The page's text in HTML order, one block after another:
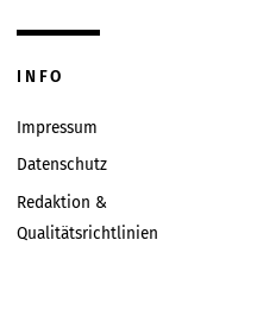
INFO
Impressum
Datenschutz
Redaktion &
Qualitätsrichtlinien